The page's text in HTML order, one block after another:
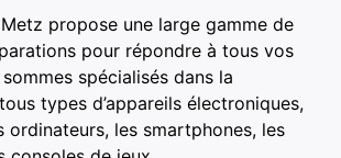
propose une large gamme de
pour répondre à tous vos
spécialisés dans la
types d’appareils électroniques,
ordinateurs, les smartphones, les